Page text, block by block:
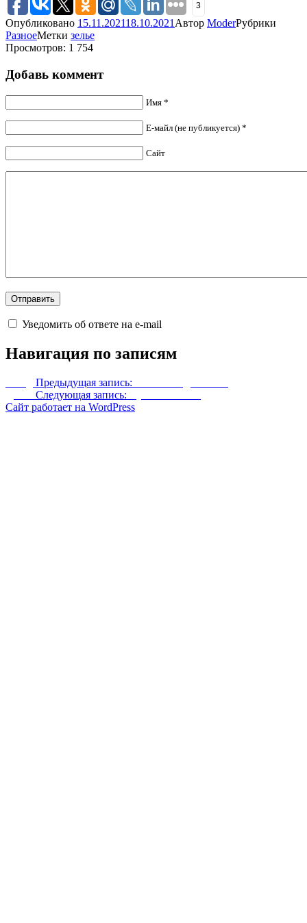
3
Опубликовано 15.11.202118.10.2021 Автор ModerРубрики
РазноеМетки зелье
Просмотров: 1 754
Добавь коммент
Имя *
Е-майл (не публикуется) *
Сайт
Уведомить об ответе на e-mail
Навигация по записям
Предыдущая запись:
Следующая запись:
Сайт работает на WordPress